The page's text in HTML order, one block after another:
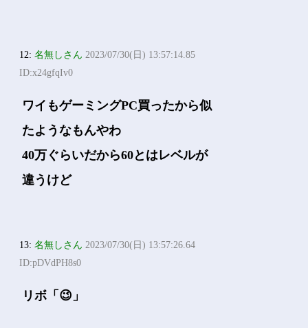
12:名無しさん 2023/07/30(日) 13:57:14.85
ID:x24gfqIv0
ワイもゲーミングPC買ったから似
たようなもんやわ
40万ぐらいだから60とはレベルが
違うけど
13:名無しさん 2023/07/30(日) 13:57:26.64
ID:pDVdPH8s0
リボ「😉」